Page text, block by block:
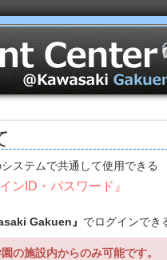
ステムで共通して使用できる
ンID・パスワード』
Gakuen』 でログインでき
の施設内からのみ可能です。